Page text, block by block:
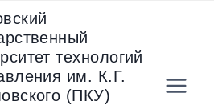
технологий
им. К.Г.
(ПКУ)